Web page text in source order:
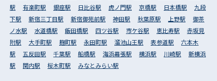
駅
有楽町駅 銀座駅 日比谷駅 虎ノ門駅 京橋駅 日本橋駅
九段
下駅
新宿三丁目駅 新宿御苑前駅 神田駅 秋葉原駅 上野駅
御茶
ノ水駅
水道橋駅 飯田橋駅 四ツ谷駅 市ケ谷駅 恵比寿駅
赤坂見
附駅
大手町駅 麹町駅 永田町駅 溜池山王駅 表参道駅
六本木
駅
五反田駅 千葉駅 船橋駅 海浜幕張駅 横浜駅 川崎駅
新横浜
駅
関内駅 桜木町駅 みなとみらい駅